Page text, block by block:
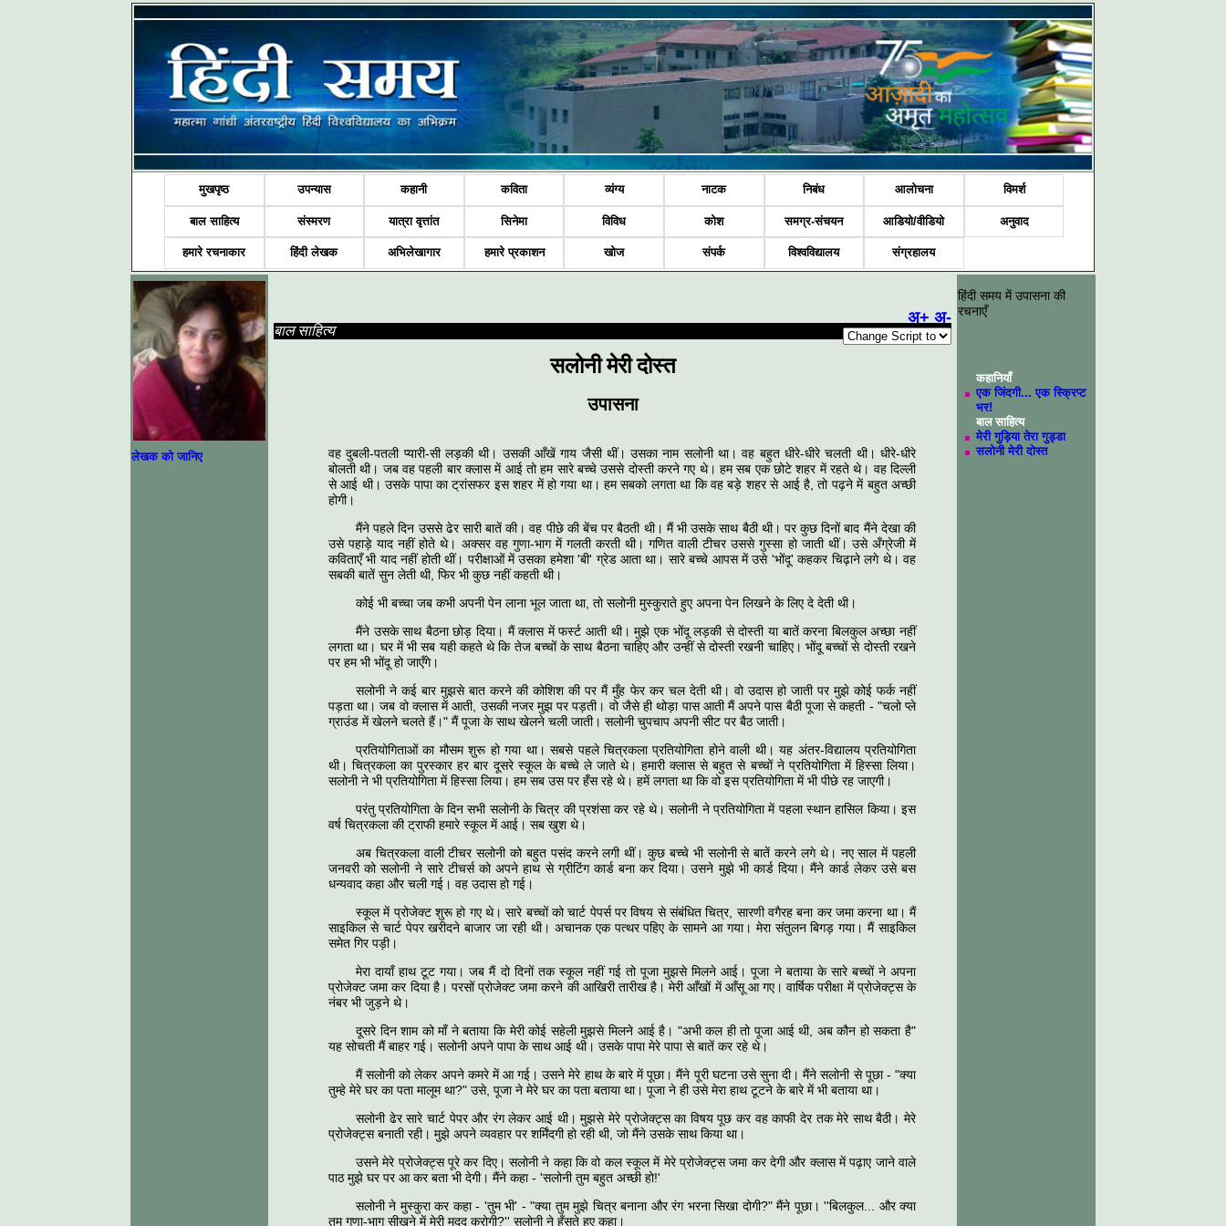
मुखपृष्ठ उपन्यास कहानी कविता व्यंग्य नाटक निबंध आलोचना विमर्श
बाल साहित्य संस्मरण यात्रा वृत्तांत सिनेमा विविध कोश समग्र-संचयन आडियो/वीडियो अनुवाद
हमारे रचनाकार हिंदी लेखक अभिलेखागार हमारे प्रकाशन खोज संपर्क विश्वविद्यालय संग्रहालय
लेखक को जानिए
अ+ अ-
बाल साहित्य
सलोनी मेरी दोस्त
उपासना
वह दुबली-पतली प्यारी-सी लड़की थी। उसकी आँखें गाय जैसी थीं। उसका नाम सलोनी था। वह बहुत धीरे-धीरे चलती थी। धीरे-धीरे
बोलती थी। जब वह पहली बार क्लास में आई तो हम सारे बच्चे उससे दोस्ती करने गए थे। हम सब एक छोटे शहर में रहते थे। वह दिल्ली
से आई थी। उसके पापा का ट्रांसफर इस शहर में हो गया था। हम सबको लगता था कि वह बड़े शहर से आई है, तो पढ़ने में बहुत अच्छी
होगी।
मैंने पहले दिन उससे ढेर सारी बातें की। वह पीछे की बेंच पर बैठती थी। मैं भी उसके साथ बैठी थी। पर कुछ दिनों बाद मैंने देखा की
उसे पहाड़े याद नहीं होते थे। अक्सर वह गुणा-भाग में गलती करती थी। गणित वाली टीचर उससे गुस्सा हो जाती थीं। उसे अँग्रेजी में
कविताएँ भी याद नहीं होती थीं। परीक्षाओं में उसका हमेशा 'बी' ग्रेड आता था। सारे बच्चे आपस में उसे 'भोंदू' कहकर चिढ़ाने लगे थे। वह
सबकी बातें सुन लेती थी, फिर भी कुछ नहीं कहती थी।
कोई भी बच्चा जब कभी अपनी पेन लाना भूल जाता था, तो सलोनी मुस्कुराते हुए अपना पेन लिखने के लिए दे देती थी।
मैंने उसके साथ बैठना छोड़ दिया। मैं क्लास में फर्स्ट आती थी। मुझे एक भोंदू लड़की से दोस्ती या बातें करना बिलकुल अच्छा नहीं
लगता था। घर में भी सब यही कहते थे कि तेज बच्चों के साथ बैठना चाहिए और उन्हीं से दोस्ती रखनी चाहिए। भोंदू बच्चों से दोस्ती रखने
पर हम भी भोंदू हो जाएँगे।
सलोनी ने कई बार मुझसे बात करने की कोशिश की पर मैं मुँह फेर कर चल देती थी। वो उदास हो जाती पर मुझे कोई फर्क नहीं
पड़ता था। जब वो क्लास में आती, उसकी नजर मुझ पर पड़ती। वो जैसे ही थोड़ा पास आती मैं अपने पास बैठी पूजा से कहती - "चलो प्ले
ग्राउंड में खेलने चलते हैं।" मैं पूजा के साथ खेलने चली जाती। सलोनी चुपचाप अपनी सीट पर बैठ जाती।
प्रतियोगिताओं का मौसम शुरू हो गया था। सबसे पहले चित्रकला प्रतियोगिता होने वाली थी। यह अंतर-विद्यालय प्रतियोगिता
थी। चित्रकला का पुरस्कार हर बार दूसरे स्कूल के बच्चे ले जाते थे। हमारी क्लास से बहुत से बच्चों ने प्रतियोगिता में हिस्सा लिया।
सलोनी ने भी प्रतियोगिता में हिस्सा लिया। हम सब उस पर हँस रहे थे। हमें लगता था कि वो इस प्रतियोगिता में भी पीछे रह जाएगी।
परंतु प्रतियोगिता के दिन सभी सलोनी के चित्र की प्रशंसा कर रहे थे। सलोनी ने प्रतियोगिता में पहला स्थान हासिल किया। इस
वर्ष चित्रकला की ट्राफी हमारे स्कूल में आई। सब खुश थे।
अब चित्रकला वाली टीचर सलोनी को बहुत पसंद करने लगी थीं। कुछ बच्चे भी सलोनी से बातें करने लगे थे। नए साल में पहली
जनवरी को सलोनी ने सारे टीचर्स को अपने हाथ से ग्रीटिंग कार्ड बना कर दिया। उसने मुझे भी कार्ड दिया। मैंने कार्ड लेकर उसे बस
धन्यवाद कहा और चली गई। वह उदास हो गई।
स्कूल में प्रोजेक्ट शुरू हो गए थे। सारे बच्चों को चार्ट पेपर्स पर विषय से संबंधित चित्र, सारणी वगैरह बना कर जमा करना था। मैं
साइकिल से चार्ट पेपर खरीदने बाजार जा रही थी। अचानक एक पत्थर पहिए के सामने आ गया। मेरा संतुलन बिगड़ गया। मैं साइकिल
समेत गिर पड़ी।
मेरा दायाँ हाथ टूट गया। जब मैं दो दिनों तक स्कूल नहीं गई तो पूजा मुझसे मिलने आई। पूजा ने बताया के सारे बच्चों ने अपना
प्रोजेक्ट जमा कर दिया है। परसों प्रोजेक्ट जमा करने की आखिरी तारीख है। मेरी आँखों में आँसू आ गए। वार्षिक परीक्षा में प्रोजेक्ट्स के
नंबर भी जुड़ने थे।
दूसरे दिन शाम को माँ ने बताया कि मेरी कोई सहेली मुझसे मिलने आई है। "अभी कल ही तो पूजा आई थी, अब कौन हो सकता है"
यह सोचती मैं बाहर गई। सलोनी अपने पापा के साथ आई थी। उसके पापा मेरे पापा से बातें कर रहे थे।
मैं सलोनी को लेकर अपने कमरे में आ गई। उसने मेरे हाथ के बारे में पूछा। मैंने पूरी घटना उसे सुना दी। मैंने सलोनी से पूछा - "क्या
तुम्हे मेरे घर का पता मालूम था?" उसे, पूजा ने मेरे घर का पता बताया था। पूजा ने ही उसे मेरा हाथ टूटने के बारे में भी बताया था।
सलोनी ढेर सारे चार्ट पेपर और रंग लेकर आई थी। मुझसे मेरे प्रोजेक्ट्स का विषय पूछ कर वह काफी देर तक मेरे साथ बैठी। मेरे
प्रोजेक्ट्स बनाती रही। मुझे अपने व्यवहार पर शर्मिंदगी हो रही थी, जो मैंने उसके साथ किया था।
उसने मेरे प्रोजेक्ट्स पूरे कर दिए। सलोनी ने कहा कि वो कल स्कूल में मेरे प्रोजेक्ट्स जमा कर देगी और क्लास में पढ़ाए जाने वाले
पाठ मुझे घर पर आ कर बता भी देगी। मैंने कहा - 'सलोनी तुम बहुत अच्छी हो!'
सलोनी ने मुस्कुरा कर कहा - 'तुम भी' - "क्या तुम मुझे चित्र बनाना और रंग भरना सिखा दोगी?" मैंने पूछा। ''बिलकुल... और क्या
तुम गुणा-भाग सीखने में मेरी मदद करोगी?'' सलोनी ने हँसते हुए कहा।
हिंदी समय में उपासना की
रचनाएँ
कहानियाँ
एक जिंदगी... एक स्क्रिप्ट
भर!
बाल साहित्य
मेरी गुड़िया तेरा गुड्डा
सलोनी मेरी दोस्त